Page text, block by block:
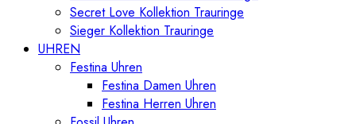
Secret Love Kollektion Trauringe
Sieger Kollektion Trauringe
UHREN
Festina Uhren
Festina Damen Uhren
Festina Herren Uhren